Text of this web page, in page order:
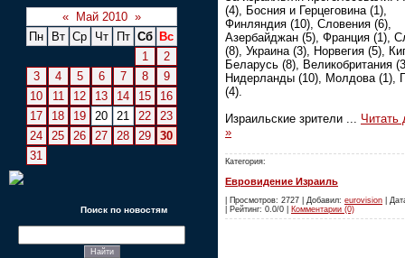
« Май 2010 »
Пн
Вт Ср Чт Пт Сб
Вс
1
2
3
4 5 6 7 8
9
10
11 12 13 14 15
16
17
18 19 20 21 22
23
24
25 26 27 28 29
30
31
Поиск по новостям
(4), Босния и Герцеговина (1),
Финляндия (10), Словения (6),
Азербайджан (5), Франция (1),
(8), Украина (3), Норвегия (5),
Беларусь (8), Великобритания
Нидерланды (10), Молдова (1),
(4).
Израильские зрители ... Читать
»
Категория:
Евровидение Израиль
| Просмотров: 2727 | Добавил: eurovision |
| Рейтинг: 0.0/0 | Комментарии (0)